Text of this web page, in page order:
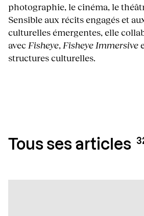
photographie, le cinéma, le
Sensible aux récits engagés et
culturelles émergentes, elle
avec Fisheye, Fisheye Immersive
structures culturelles.
Tous ses articles